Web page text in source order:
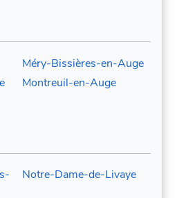
Méry-Bissières-en-Auge
Montreuil-en-Auge
Notre-Dame-de-Livaye